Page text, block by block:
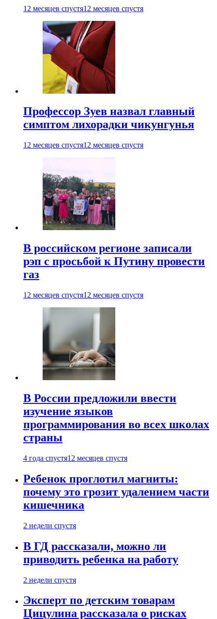
12 месяцев спустя12 месяцев спустя
Профессор Зуев назвал главный
симптом лихорадки чикунгунья
12 месяцев спустя12 месяцев спустя
В российском регионе записали
рэп с просьбой к Путину провести
газ
12 месяцев спустя12 месяцев спустя
В России предложили ввести
изучение языков
программирования во всех школах
страны
4 года спустя12 месяцев спустя
Ребенок проглотил магниты:
почему это грозит удалением части
кишечника
2 недели спустя
В ГД рассказали, можно ли
приводить ребенка на работу
2 недели спустя
Эксперт по детским товарам
Цицулина рассказала о рисках